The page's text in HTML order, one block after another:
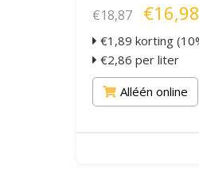
€18,87 €16,98
€1,89 korting
€2,86 per liter
Alléén online